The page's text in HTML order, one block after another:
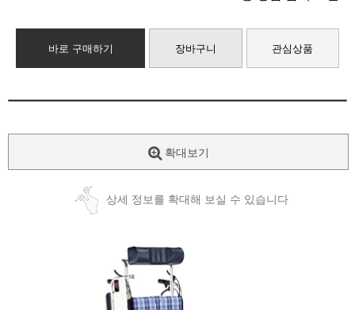
바로 구매하기 장바구니 관심상품
확대보기
상세 정보를 확대해 보실 수 있습니다